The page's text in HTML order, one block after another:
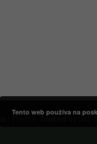
Trusted by
Tento web používa na